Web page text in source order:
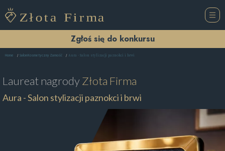
Zgłoś się do konkursu
Home Salon Kosmetyczny Zamość Aura - Salon stylizacji paznokci i brwi
Laureat nagrodyZłota Firma
Aura - Salon stylizacji paznokci i brwi